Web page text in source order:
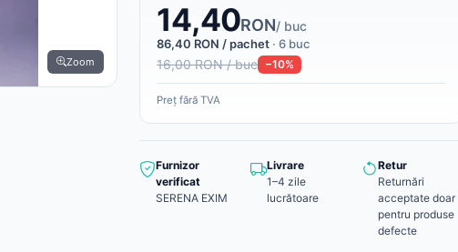
Zoom
14,40RON/ buc
86,40 RON / pachet · 6 buc
16,00 RON / buc −10%
Preț fără TVA
Furnizor
verificat
SERENA EXIM
Livrare
1–4 zile
lucrătoare
Retur
Returnări
acceptate doar
pentru produse
defecte